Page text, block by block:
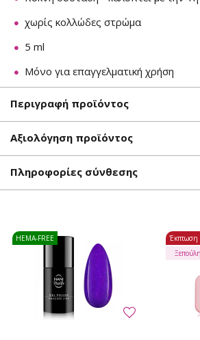
χωρίς κολλώδες στρώμα
5 ml
Μόνο για επαγγελματική χρήση
Περιγραφή προϊόντος
Αξιολόγηση προϊόντος
Πληροφορίες σύνθεσης
HEMA-FREE Έκπτωση